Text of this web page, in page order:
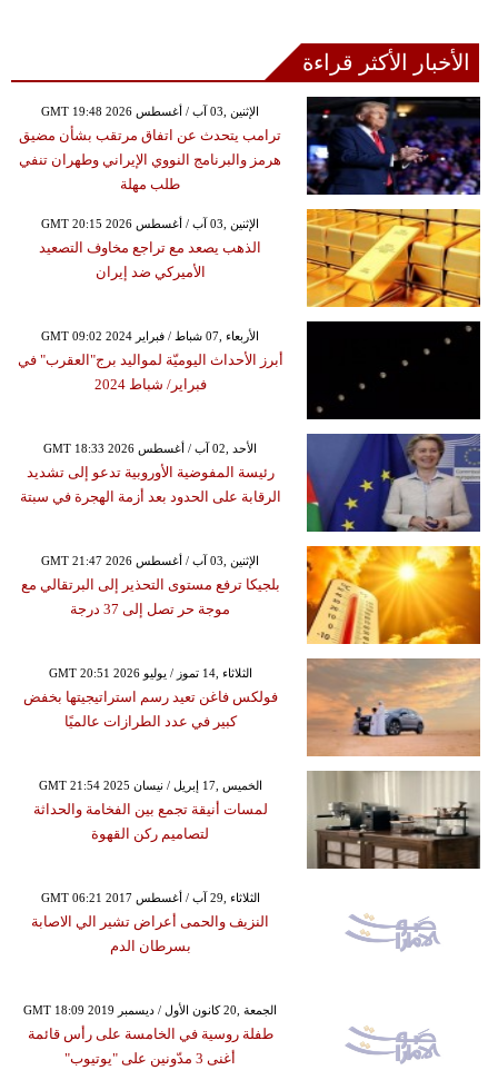
الأخبار الأكثر قراءة
GMT 19:48 2026 الإثنين ,03 آب / أغسطس
ترامب يتحدث عن اتفاق مرتقب بشأن مضيق
هرمز والبرنامج النووي الإيراني وطهران تنفي
طلب مهلة
GMT 20:15 2026 الإثنين ,03 آب / أغسطس
الذهب يصعد مع تراجع مخاوف التصعيد
الأميركي ضد إيران
GMT 09:02 2024 الأربعاء ,07 شباط / فبراير
أبرز الأحداث اليوميّة لمواليد برج"العقرب" في
فبراير/ شباط 2024
GMT 18:33 2026 الأحد ,02 آب / أغسطس
رئيسة المفوضية الأوروبية تدعو إلى تشديد
الرقابة على الحدود بعد أزمة الهجرة في سبتة
GMT 21:47 2026 الإثنين ,03 آب / أغسطس
بلجيكا ترفع مستوى التحذير إلى البرتقالي مع
موجة حر تصل إلى 37 درجة
GMT 20:51 2026 الثلاثاء ,14 تموز / يوليو
فولكس فاغن تعيد رسم استراتيجيتها بخفض
كبير في عدد الطرازات عالميًا
GMT 21:54 2025 الخميس ,17 إبريل / نيسان
لمسات أنيقة تجمع بين الفخامة والحداثة
لتصاميم ركن القهوة
GMT 06:21 2017 الثلاثاء ,29 آب / أغسطس
النزيف والحمى أعراض تشير الي الاصابة
بسرطان الدم
GMT 18:09 2019 الجمعة ,20 كانون الأول / ديسمبر
طفلة روسية في الخامسة على رأس قائمة
أغنى 3 مدّونين على "يوتيوب"